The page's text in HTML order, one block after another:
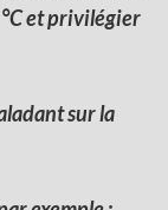
et privilégier
sur la